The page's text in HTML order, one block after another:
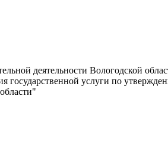
деятельности Вологодской
услуги по